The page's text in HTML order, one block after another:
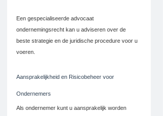
Een gespecialiseerde advocaat
ondernemingsrecht kan u adviseren over de
beste strategie en de juridische procedure voor u
voeren.
Aansprakelijkheid en Risicobeheer voor
Ondernemers
Als ondernemer kunt u aansprakelijk worden